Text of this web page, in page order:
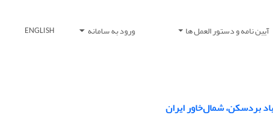
آیین نامه و دستور العمل ها ورود به سامانه ENGLISH
بردسکن، شمال‌خاور ایران